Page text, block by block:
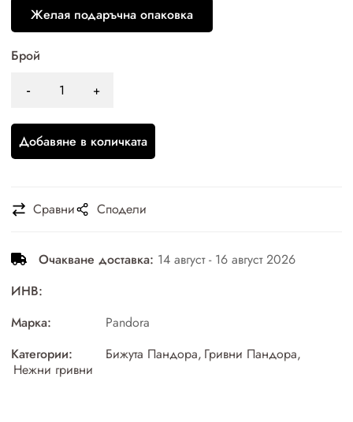
Желая подаръчна опаковка
Брой
Добавяне в количката
Сравни Сподели
Очакване доставка: 14 август - 16 август 2026
ИНВ:
Марка:
Pandora
Категории:
Бижута Пандора, Гривни Пандора,
Нежни гривни